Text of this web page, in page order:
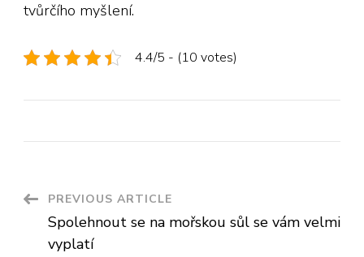
tvůrčího myšlení.
4.4/5 - (10 votes)
Post
Navigation
PREVIOUS ARTICLE
Spolehnout se na mořskou sůl se vám velmi
vyplatí